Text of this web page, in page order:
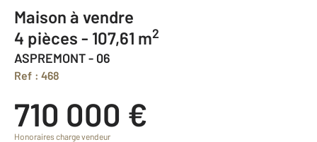
Maison à vendre
4 pièces - 107,61 m2
ASPREMONT - 06
Ref : 468
710 000 €
Honoraires charge vendeur